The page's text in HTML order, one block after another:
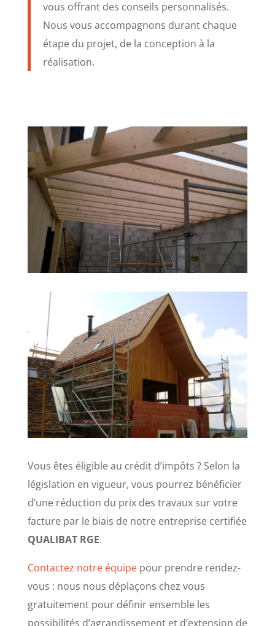
vous offrant des conseils personnalisés.
Nous vous accompagnons durant chaque
étape du projet, de la conception à la
réalisation.
Vous êtes éligible au crédit d’impôts ? Selon la
législation en vigueur, vous pourrez bénéficier
d’une réduction du prix des travaux sur votre
facture par le biais de notre entreprise certifiée
QUALIBAT RGE.
Contactez notre équipepour prendre rendez-
vous : nous nous déplaçons chez vous
gratuitement pour définir ensemble les
possibilités d’agrandissement et d’extension de